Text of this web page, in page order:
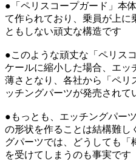
●「ペリスコープガード」本
て作られており、乗員が上に
ともしない頑丈な構造です
●このような頑丈な「ペリス
ケールに縮小した場合、エッ
薄さとなり、各社から「ペリ
ッチングパーツが発売されて
●もっとも、エッチングパー
の形状を作ることは結構難し
グパーツでは、どうしても「
を受けてしまうのも事実です